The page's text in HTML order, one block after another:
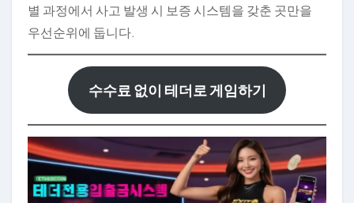
별 과정에서 사고 발생 시 보증 시스템을 갖춘 곳만을
우선순위에 둡니다.
수수료 없이 테더로 게임하기